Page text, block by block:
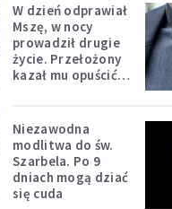
W dzień odprawiał
Mszę, w nocy
prowadził drugie
życie. Przełożony
kazał mu opuścić
Niezawodna
modlitwa do św.
Szarbela. Po 9
dniach mogą dziać
się cuda